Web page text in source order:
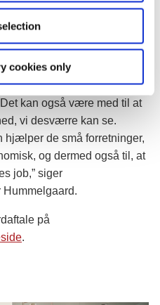
cookies only
man en uddannelse får
Derfor giver det
virksomhederne, at man
kan uddanne sig med
kan også være med til at
vi desværre kan se.
hjælper de små forretninger,
og dermed også til, at
job,” siger
på
.